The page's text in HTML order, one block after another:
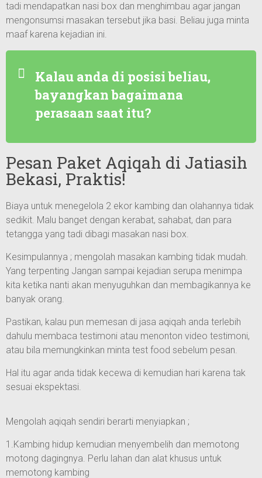
tadi mendapatkan nasi box dan menghimbau agar jangan
mengonsumsi masakan tersebut jika basi. Beliau juga minta
maaf karena kejadian ini.
Kalau anda di posisi beliau,
bayangkan bagaimana
perasaan saat itu?
Pesan Paket Aqiqah di Jatiasih
Bekasi, Praktis!
Biaya untuk menegelola 2 ekor kambing dan olahannya tidak
sedikit. Malu banget dengan kerabat, sahabat, dan para
tetangga yang tadi dibagi masakan nasi box.
Kesimpulannya ; mengolah masakan kambing tidak mudah.
Yang terpenting Jangan sampai kejadian serupa menimpa
kita ketika nanti akan menyuguhkan dan membagikannya ke
banyak orang.
Pastikan, kalau pun memesan di jasa aqiqah anda terlebih
dahulu membaca testimoni atau menonton video testimoni,
atau bila memungkinkan minta test food sebelum pesan.
Hal itu agar anda tidak kecewa di kemudian hari karena tak
sesuai ekspektasi.
Mengolah aqiqah sendiri berarti menyiapkan ;
1.Kambing hidup kemudian menyembelih dan memotong
motong dagingnya. Perlu lahan dan alat khusus untuk
memotong kambing